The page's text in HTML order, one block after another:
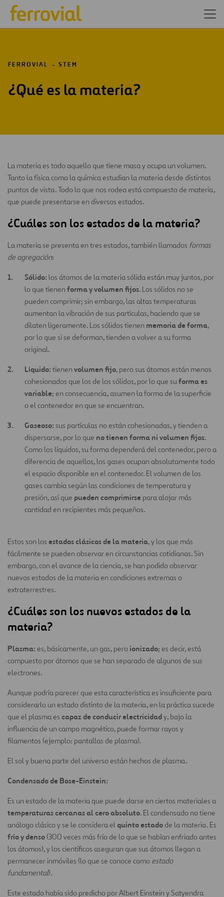
FERROVIAL STEM
¿Qué es la materia?
La materia es todo aquello que tiene masa y ocupa un volumen.
Tanto la física como la química estudian la materia desde distintos
puntos de vista. Todo lo que nos rodea está compuesto de materia,
que puede presentarse en diversos estados.
¿Cuáles son los estados de la materia?
La materia se presenta en tres estados, también llamados formas
de agregación:
Sólido: los átomos de la materia sólida están muy juntos, por
lo que tienen forma y volumen fijos. Los sólidos no se
pueden comprimir; sin embargo, las altas temperaturas
aumentan la vibración de sus partículas, haciendo que se
dilaten ligeramente. Los sólidos tienen memoria de forma,
por lo que si se deforman, tienden a volver a su forma
original.
Líquido: tienen volumen fijo, pero sus átomos están menos
cohesionados que los de los sólidos, por lo que suforma es
variable; en consecuencia, asumen la forma de la superficie
o el contenedor en que se encuentran.
Gaseoso: sus partículas no están cohesionadas, y tienden a
dispersarse, por lo que no tienen forma ni volumen fijos.
Como los líquidos, su forma dependerá del contenedor, pero a
diferencia de aquellos, los gases ocupan absolutamente todo
el espacio disponible en el contenedor. El volumen de los
gases cambia según las condiciones de temperatura y
presión, así que pueden comprimirse para alojar más
cantidad en recipientes más pequeños.
Estos son los estados clásicos de la materia, y los que más
fácilmente se pueden observar en circunstancias cotidianas. Sin
embargo, con el avance de la ciencia, se han podido observar
nuevos estados de la materia en condiciones extremas o
extraterrestres.
¿Cuáles son los nuevos estados de la
materia?
Plasma: es, básicamente, un gas, pero ionizado; es decir, está
compuesto por átomos que se han separado de algunos de sus
electrones.
Aunque podría parecer que esta característica es insuficiente para
considerarlo un estado distinto de la materia, en la práctica sucede
que el plasma es capaz de conducir electricidady, bajo la
influencia de un campo magnético, puede formar rayos y
filamentos (ejemplo: pantallas de plasma).
El sol y buena parte del universo están hechos de plasma.
Condensado de Bose-Einstein:
Es un estado de la materia que puede darse en ciertos materiales a
temperaturas cercanas al cero absoluto. El condensado no tiene
análogo clásico y se le considera elquinto estadode la materia. Es
frío y denso (300 veces más frío de lo que se habían enfriado antes
los átomos), y los científicos aseguran que sus átomos llegan a
permanecer inmóviles (lo que se conoce como estado
fundamental).
Este estado había sido predicho por Albert Einstein y Satyendra